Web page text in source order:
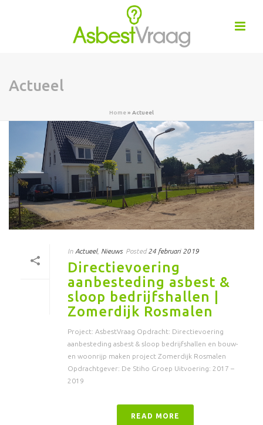
Actueel
Home» Actueel
In Actueel, Nieuws Posted 24 februari 2019
Directievoering
aanbesteding asbest &
sloop bedrijfshallen |
Zomerdijk Rosmalen
Project: AsbestVraag Opdracht: Directievoering
aanbesteding asbest & sloop bedrijfshallen en bouw-
en woonrijp maken project Zomerdijk Rosmalen
Opdrachtgever: De Stiho Groep Uitvoering: 2017 –
2019
READ MORE